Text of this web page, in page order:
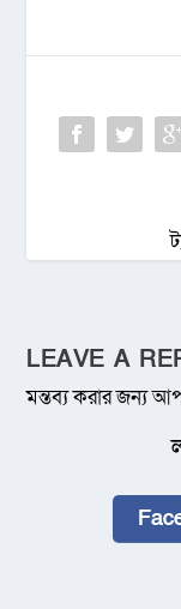
LEAVE A
মন্তব্য করার জন্য